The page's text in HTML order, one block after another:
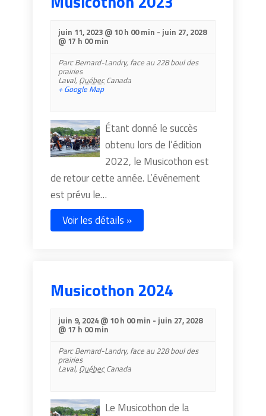
juin 11, 2023 @ 10 h 00 min - juin 27, 2028
@ 17 h 00 min
Parc Bernard-Landry, face au 228 boul des
prairies
Laval, Québec Canada
+ Google Map
Étant donné le succès
obtenu lors de l’édition
2022, le Musicothon est
de retour cette année. L’événement
est prévu le…
Voir les détails »
Musicothon 2024
juin 9, 2024 @ 10 h 00 min - juin 27, 2028
@ 17 h 00 min
Parc Bernard-Landry, face au 228 boul des
prairies
Laval, Québec Canada
Le Musicothon de la